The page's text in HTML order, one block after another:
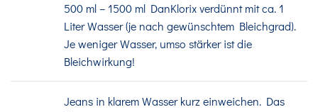
500 ml – 1500 ml DanKlorix verdünnt mit ca. 1
Liter Wasser (je nach gewünschtem Bleichgrad).
Je weniger Wasser, umso stärker ist die
Bleichwirkung!
Jeans in klarem Wasser kurz einweichen. Das